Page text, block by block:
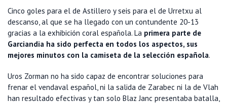
Cinco goles para el de Astillero y seis para el de Urretxu al
descanso, al que se ha llegado con un contundente 20-13
gracias a la exhibición coral española. La primera parte de
Garciandia ha sido perfecta en todos los aspectos, sus
mejores minutos con la camiseta de la selección española.
Uros Zorman no ha sido capaz de encontrar soluciones para
frenar el vendaval español, ni la salida de Zarabec ni la de Vlah
han resultado efectivas y tan solo Blaz Janc presentaba batalla,